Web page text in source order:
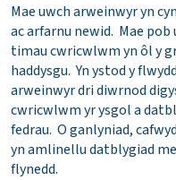
Mae uwch arweinwyr yn
ac arfarnu newid. Mae
timau cwricwlwm yn ôl y
haddysgu. Yn ystod y
arweinwyr dri diwrnod
cwricwlwm yr ysgol a
fedrau. O ganlyniad,
yn amlinellu datblygiad
flynedd.